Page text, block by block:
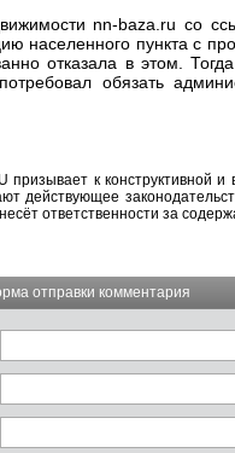
nn-baza.ru со
населенного пункта с
отказала в этом.
обязать
призывает к конструктивной
действующее
ответственности за
отправки комментария